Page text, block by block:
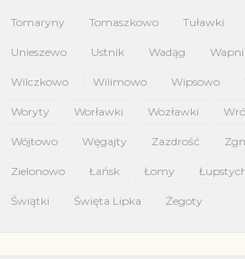
Tomaryny Tomaszkowo Tuławki
Unieszewo Ustnik Wadąg
Wilczkowo Wilimowo Wipsowo
Woryty Worławki Wozławki
Wójtowo Węgajty Zazdrość
Zielonowo Łańsk Łomy
Świątki Święta Lipka Żegoty